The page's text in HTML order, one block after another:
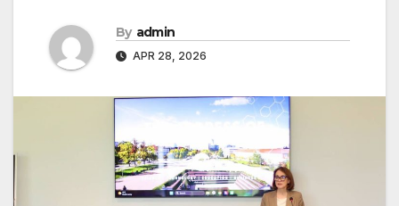
By admin
APR 28, 2026